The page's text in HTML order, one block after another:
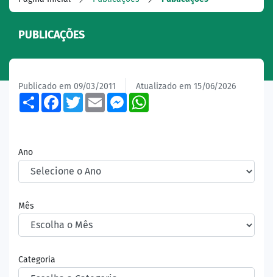
PUBLICAÇÕES
Publicado em 09/03/2011 Atualizado em 15/06/2026
ShareFacebook
TwitterEmailMessenger
Ano
Mês
Categoria